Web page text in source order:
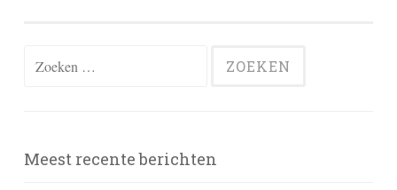
Zoeken naar:
Meest recente berichten